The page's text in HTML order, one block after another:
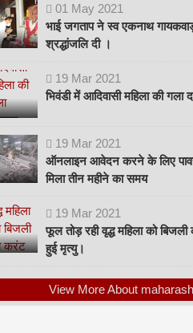
01 May 2021
भाई जगताप ने स्व एकनाथ
श्रद्धांजलि दी ।
19 Mar 2021
भिवंडी में आदिवासी महिला की गला
19 Mar 2021
ऑनलाइन आवेदन करने के लिए
मिला तीन महीने का समय
19 Mar 2021
फूल तोड़ रही वृद्ध महिला को
हुई मृत्यु।
View More About